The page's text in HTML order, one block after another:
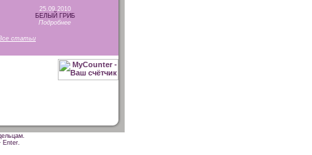
25.09.2010
БЕЛЫЙ ГРИБ
Подробнее
статьи
Enter.